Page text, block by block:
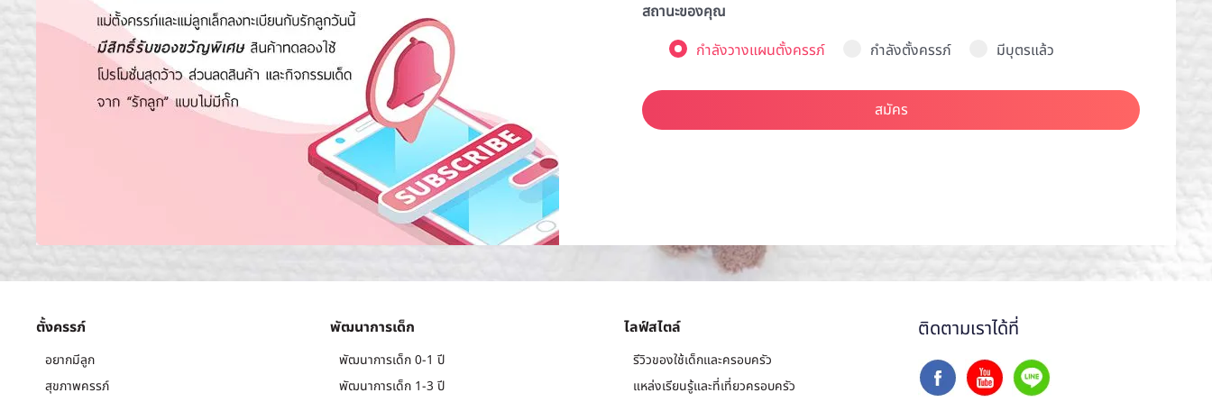
สถานะของคุณ
กำลังวางแผนตั้งครรภ์
กำลังตั้งครรภ์ มีบุตรแล้ว
สมัคร
ตั้งครรภ์
อยากมีลูก
สุขภาพครรภ์
พัฒนาการเด็ก
พัฒนาการเด็ก 0-1 ปี
พัฒนาการเด็ก 1-3 ปี
ไลฟ์สไตล์
รีวิวของใช้เด็กและครอบครัว
แหล่งเรียนรู้และที่เที่ยวครอบครัว
ติดตามเราได้ที่